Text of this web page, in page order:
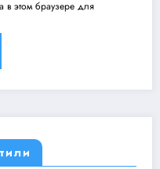
в этом браузере для